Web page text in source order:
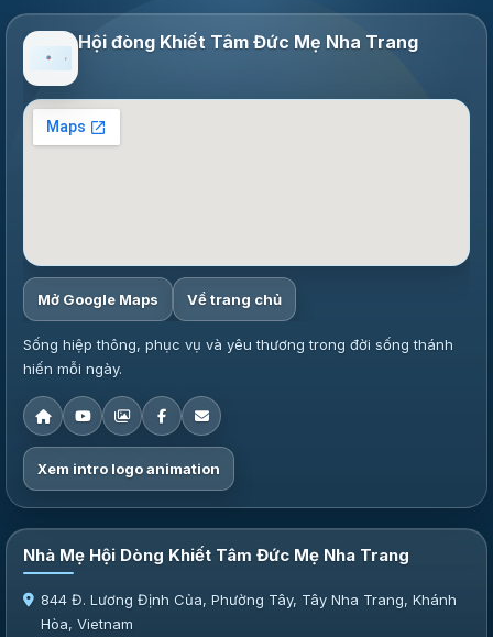
Hội đòng Khiết Tâm Đức Mẹ Nha Trang
Mở Google Maps Về trang chủ
Sống hiệp thông, phục vụ và yêu thương trong đời sống thánh
hiến mỗi ngày.
Xem intro logo animation
Nhà Mẹ Hội Dòng Khiết Tâm Đức Mẹ Nha Trang
844 Đ. Lương Định Của, Phường Tây, Tây Nha Trang, Khánh
Hòa, Vietnam